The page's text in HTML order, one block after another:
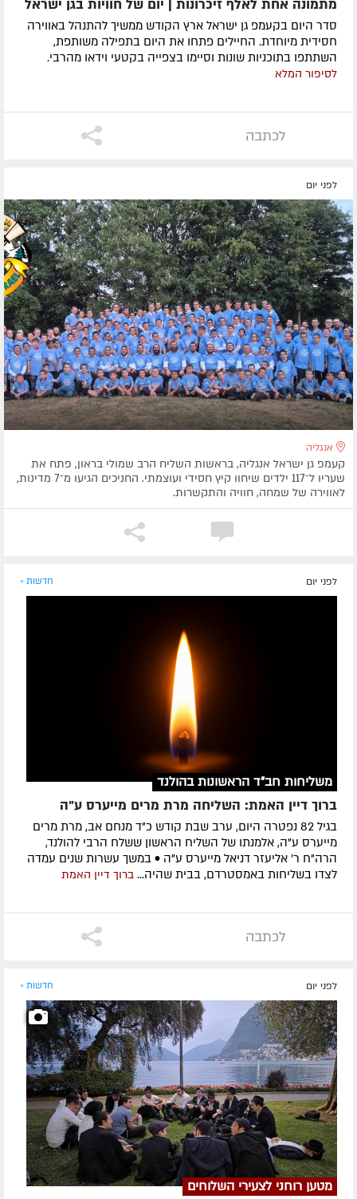
מתמונה אחת לאלף זיכרונות | יום של חוויות בגן ישראל
סדר היום בקעמפ גן ישראל ארץ הקודש ממשיך להתנהל באווירה
חסידית מיוחדת. החיילים פתחו את היום בתפילה משותפת,
השתתפו בתוכניות שונות וסיימו בצפייה בקטעי וידאו מהרבי.
לסיפור המלא
לכתבה
לפני יום
אנגליה
קעמפ גן ישראל אנגליה, בראשות השליח הרב שמולי בראון, פתח את
שעריו ל־117 ילדים שיחוו קיץ חסידי ועוצמתי. החניכים הגיעו מ־7 מדינות,
לאווירה של שמחה, חוויה והתקשרות.
לפני יום חדשות »
משליחות חב"ד הראשונות בהולנד
ברוך דיין האמת: השליחה מרת מרים מייערס ע"ה
בגיל 82 נפטרה היום, ערב שבת קודש כ"ד מנחם אב, מרת מרים
מייערס ע"ה, אלמנתו של השליח הראשון ששלח הרבי להולנד,
הרה"ח ר' אליעזר דניאל מייערס ע"ה • במשך עשרות שנים עמדה
לצדו בשליחות באמסטרדם, בבית שהיה... ברוך דיין האמת
לכתבה
לפני יום חדשות »
מטען רוחני לצעירי השלוחים